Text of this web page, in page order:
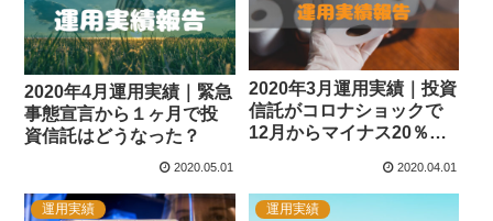
2020年4月運用実績｜緊急
事態宣言から１ヶ月で投
資信託はどうなった？
2020.05.01
2020年3月運用実績｜投資
信託がコロナショックで
12月からマイナス20％
2020.04.01
運用実績 運用実績